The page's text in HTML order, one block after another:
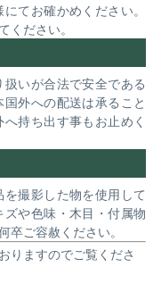
てお確かめください。
ください。
いが合法で安全である
外への配送は承ること
持ち出す事もお止めく
撮影した物を使用して
や色味・木目・付属物
ご容赦ください。
りますのでご覧くださ